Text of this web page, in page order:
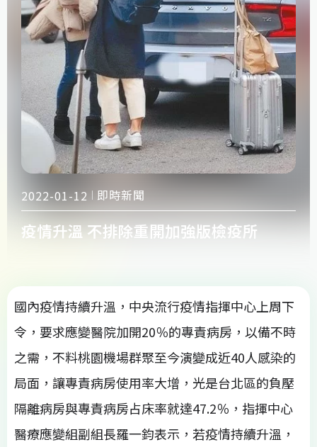
2022-01-12 即時新聞
疫情升溫 不排除重開加強版檢疫所
國內疫情持續升溫，中央流行疫情指揮中心上周下
令，要求應變醫院加開20％的專責病房，以備不時
之需，不料桃園機場群聚至今演變成近40人感染的
局面，讓專責病房使用率大增，光是台北區的負壓
隔離病房與專責病房占床率就達47.2％，指揮中心
醫療應變組副組長羅一鈞表示，若疫情持續升溫，